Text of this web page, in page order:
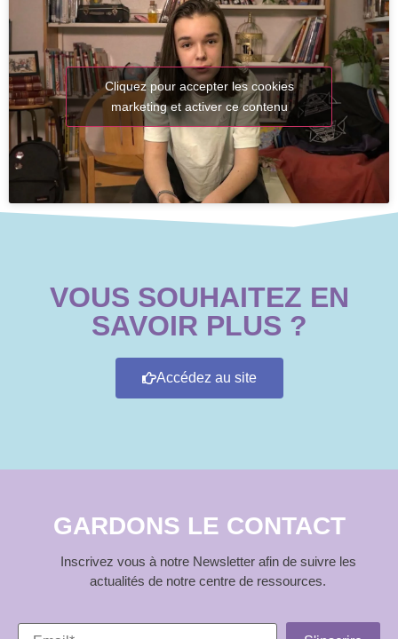
Cliquez pour accepter les cookies
marketing et activer ce contenu
VOUS SOUHAITEZ EN
SAVOIR PLUS ?
Accédez au site
GARDONS LE CONTACT
Inscrivez vous à notre Newsletter afin de suivre les
actualités de notre centre de ressources.